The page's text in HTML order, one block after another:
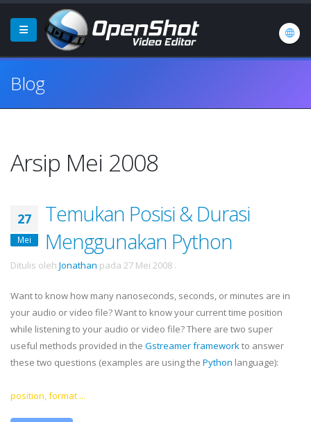
Blog
Arsip Mei 2008
27
Mei
Temukan Posisi & Durasi
Menggunakan Python
Ditulis oleh Jonathan pada 27 Mei 2008 .
Want to know how many nanoseconds, seconds, or minutes are in
your audio or video file? Want to know your current time position
while listening to your audio or video file? There are two super
useful methods provided in the Gstreamerframeworkto answer
these two questions (examples are using the Python language):
position, format ...